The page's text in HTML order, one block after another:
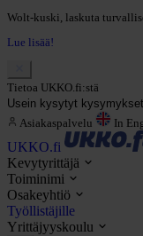
Wolt-kuski, laskuta
Lue lisää!
Tietoa UKKO.fi:stä
Usein kysytyt kysymykset
Asiakaspalvelu In
UKKO.fi
Kevytyrittäjä
Toiminimi
Osakeyhtiö
Työllistäjille
Yrittäjyyskoulu